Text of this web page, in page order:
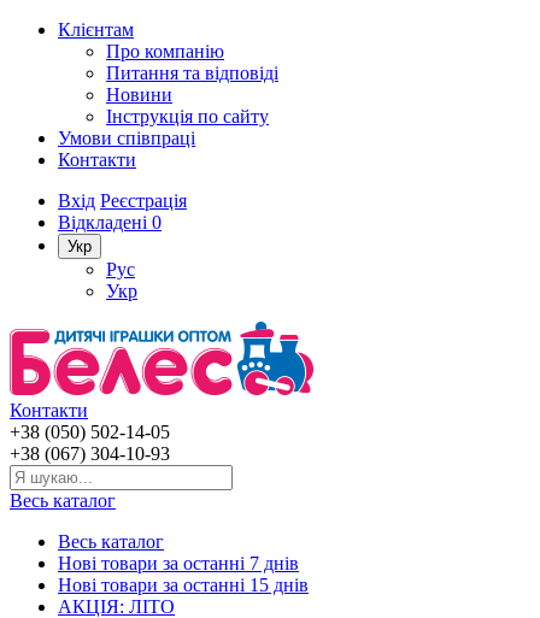
Клієнтам
Про компанію
Питання та відповіді
Новини
Інструкція по сайту
Умови співпраці
Контакти
Вхід Реєстрація
Відкладені 0
Укр
Рус
Укр
Контакти
+38 (050) 502-14-05
+38 (067) 304-10-93
Весь каталог
Весь каталог
Нові товари за останнi 7 днiв
Нові товари за останнi 15 днiв
АКЦІЯ: ЛІТО